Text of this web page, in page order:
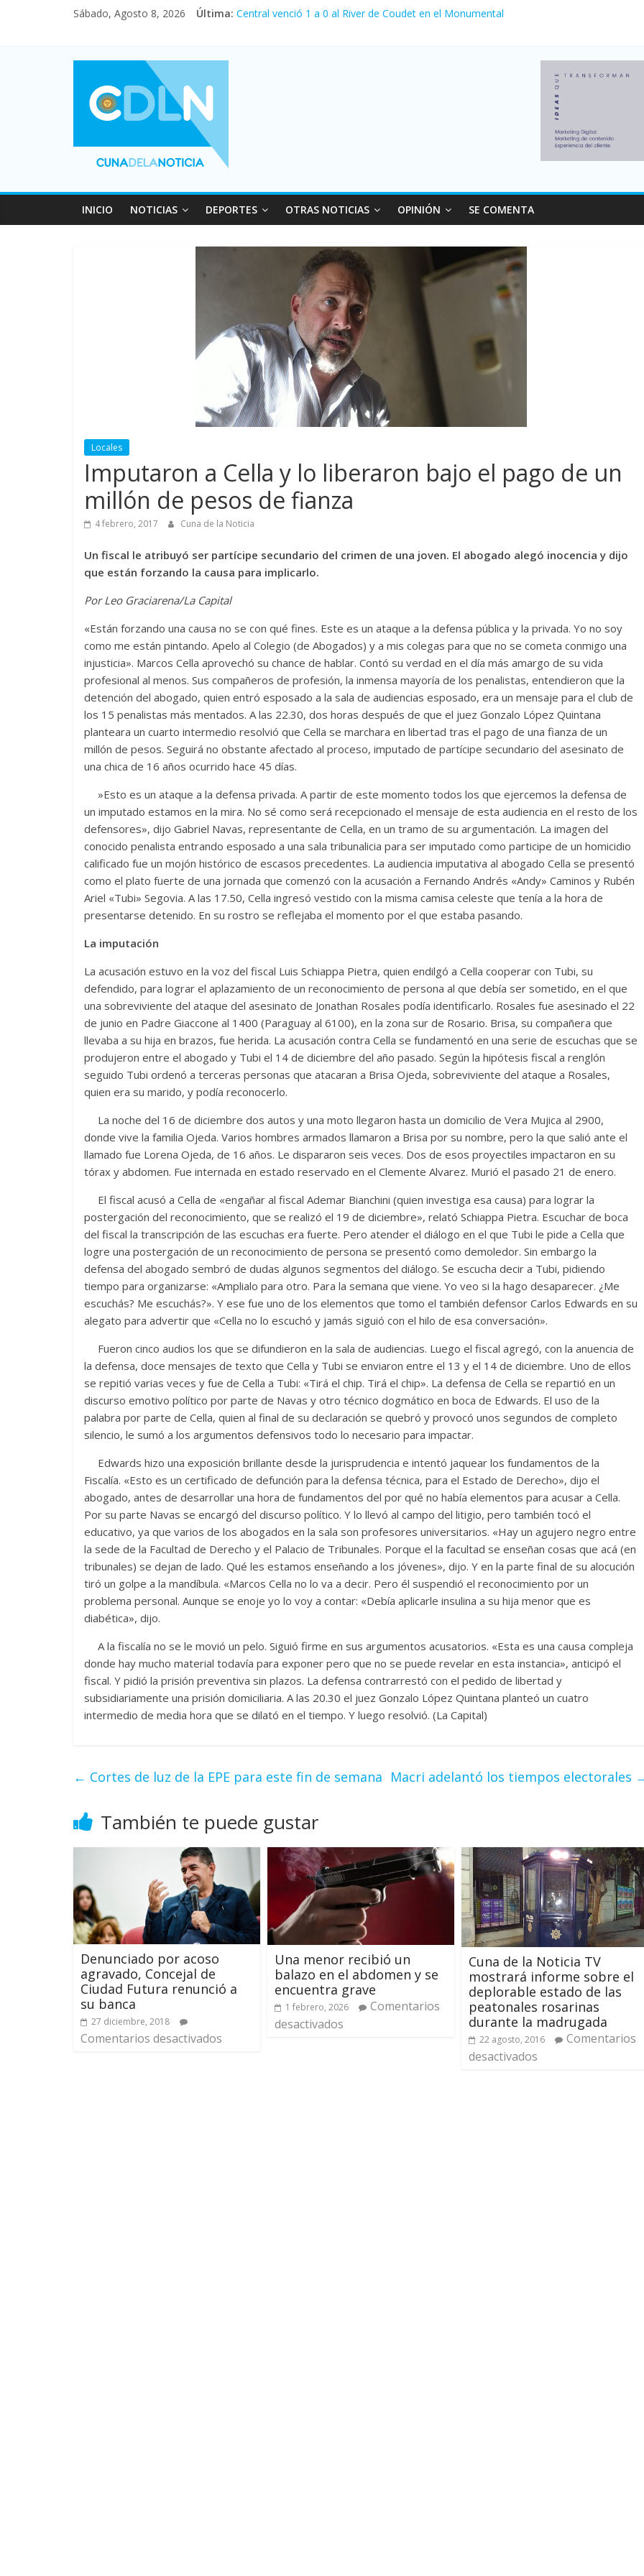
Sábado, Agosto 8, 2026 Última: Central venció 1 a 0 al River de Coudet en el Monumental
Vacaciones de invierno con más movimiento y consumo turístico: 4,6 millones de
Fuerte caída de la venta de autos usados en julio: bajó un 12,6% interanual
INICIO NOTICIAS DEPORTES OTRAS NOTICIAS OPINIÓN SE COMENTA
Locales
Imputaron a Cella y lo liberaron bajo el pago de un
millón de pesos de fianza
4 febrero, 2017 Cuna de la Noticia
Un fiscal le atribuyó ser partícipe secundario del crimen de una joven. El abogado alegó inocencia y dijo
que están forzando la causa para implicarlo.
Por Leo Graciarena/La Capital
«Están forzando una causa no se con qué fines. Este es un ataque a la defensa pública y la privada. Yo no soy
como me están pintando. Apelo al Colegio (de Abogados) y a mis colegas para que no se cometa conmigo una
injusticia». Marcos Cella aprovechó su chance de hablar. Contó su verdad en el día más amargo de su vida
profesional al menos. Sus compañeros de profesión, la inmensa mayoría de los penalistas, entendieron que la
detención del abogado, quien entró esposado a la sala de audiencias esposado, era un mensaje para el club de
los 15 penalistas más mentados. A las 22.30, dos horas después de que el juez Gonzalo López Quintana
planteara un cuarto intermedio resolvió que Cella se marchara en libertad tras el pago de una fianza de un
millón de pesos. Seguirá no obstante afectado al proceso, imputado de partícipe secundario del asesinato de
una chica de 16 años ocurrido hace 45 días.
»Esto es un ataque a la defensa privada. A partir de este momento todos los que ejercemos la defensa de
un imputado estamos en la mira. No sé como será recepcionado el mensaje de esta audiencia en el resto de los
defensores», dijo Gabriel Navas, representante de Cella, en un tramo de su argumentación. La imagen del
conocido penalista entrando esposado a una sala tribunalicia para ser imputado como participe de un homicidio
calificado fue un mojón histórico de escasos precedentes. La audiencia imputativa al abogado Cella se presentó
como el plato fuerte de una jornada que comenzó con la acusación a Fernando Andrés «Andy» Caminos y Rubén
Ariel «Tubi» Segovia. A las 17.50, Cella ingresó vestido con la misma camisa celeste que tenía a la hora de
presentarse detenido. En su rostro se reflejaba el momento por el que estaba pasando.
La imputación
La acusación estuvo en la voz del fiscal Luis Schiappa Pietra, quien endilgó a Cella cooperar con Tubi, su
defendido, para lograr el aplazamiento de un reconocimiento de persona al que debía ser sometido, en el que
una sobreviviente del ataque del asesinato de Jonathan Rosales podía identificarlo. Rosales fue asesinado el 22
de junio en Padre Giaccone al 1400 (Paraguay al 6100), en la zona sur de Rosario. Brisa, su compañera que
llevaba a su hija en brazos, fue herida. La acusación contra Cella se fundamentó en una serie de escuchas que se
produjeron entre el abogado y Tubi el 14 de diciembre del año pasado. Según la hipótesis fiscal a renglón
seguido Tubi ordenó a terceras personas que atacaran a Brisa Ojeda, sobreviviente del ataque a Rosales,
quien era su marido, y podía reconocerlo.
La noche del 16 de diciembre dos autos y una moto llegaron hasta un domicilio de Vera Mujica al 2900,
donde vive la familia Ojeda. Varios hombres armados llamaron a Brisa por su nombre, pero la que salió ante el
llamado fue Lorena Ojeda, de 16 años. Le dispararon seis veces. Dos de esos proyectiles impactaron en su
tórax y abdomen. Fue internada en estado reservado en el Clemente Alvarez. Murió el pasado 21 de enero.
El fiscal acusó a Cella de «engañar al fiscal Ademar Bianchini (quien investiga esa causa) para lograr la
postergación del reconocimiento, que se realizó el 19 de diciembre», relató Schiappa Pietra. Escuchar de boca
del fiscal la transcripción de las escuchas era fuerte. Pero atender el diálogo en el que Tubi le pide a Cella que
logre una postergación de un reconocimiento de persona se presentó como demoledor. Sin embargo la
defensa del abogado sembró de dudas algunos segmentos del diálogo. Se escucha decir a Tubi, pidiendo
tiempo para organizarse: «Amplialo para otro. Para la semana que viene. Yo veo si la hago desaparecer. ¿Me
escuchás? Me escuchás?». Y ese fue uno de los elementos que tomo el también defensor Carlos Edwards en su
alegato para advertir que «Cella no lo escuchó y jamás siguió con el hilo de esa conversación».
Fueron cinco audios los que se difundieron en la sala de audiencias. Luego el fiscal agregó, con la anuencia de
la defensa, doce mensajes de texto que Cella y Tubi se enviaron entre el 13 y el 14 de diciembre. Uno de ellos
se repitió varias veces y fue de Cella a Tubi: «Tirá el chip. Tirá el chip». La defensa de Cella se repartió en un
discurso emotivo político por parte de Navas y otro técnico dogmático en boca de Edwards. El uso de la
palabra por parte de Cella, quien al final de su declaración se quebró y provocó unos segundos de completo
silencio, le sumó a los argumentos defensivos todo lo necesario para impactar.
Edwards hizo una exposición brillante desde la jurisprudencia e intentó jaquear los fundamentos de la
Fiscalía. «Esto es un certificado de defunción para la defensa técnica, para el Estado de Derecho», dijo el
abogado, antes de desarrollar una hora de fundamentos del por qué no había elementos para acusar a Cella.
Por su parte Navas se encargó del discurso político. Y lo llevó al campo del litigio, pero también tocó el
educativo, ya que varios de los abogados en la sala son profesores universitarios. «Hay un agujero negro entre
la sede de la Facultad de Derecho y el Palacio de Tribunales. Porque el la facultad se enseñan cosas que acá (en
tribunales) se dejan de lado. Qué les estamos enseñando a los jóvenes», dijo. Y en la parte final de su alocución
tiró un golpe a la mandíbula. «Marcos Cella no lo va a decir. Pero él suspendió el reconocimiento por un
problema personal. Aunque se enoje yo lo voy a contar: «Debía aplicarle insulina a su hija menor que es
diabética», dijo.
A la fiscalía no se le movió un pelo. Siguió firme en sus argumentos acusatorios. «Esta es una causa compleja
donde hay mucho material todavía para exponer pero que no se puede revelar en esta instancia», anticipó el
fiscal. Y pidió la prisión preventiva sin plazos. La defensa contrarrestó con el pedido de libertad y
subsidiariamente una prisión domiciliaria. A las 20.30 el juez Gonzalo López Quintana planteó un cuatro
intermedio de media hora que se dilató en el tiempo. Y luego resolvió. (La Capital)
← Cortes de luz de la EPE para este fin de semana Macri adelantó los tiempos electorales
También te puede gustar
Denunciado por acoso
agravado, Concejal de
Ciudad Futura renunció a
su banca
27 diciembre, 2018
Comentarios desactivados
Una menor recibió un
balazo en el abdomen y se
encuentra grave
1 febrero, 2026
Comentarios
desactivados
Cuna de la Noticia TV
mostrará informe sobre el
deplorable estado de las
peatonales rosarinas
durante la madrugada
22 agosto, 2016
Comentarios
desactivados